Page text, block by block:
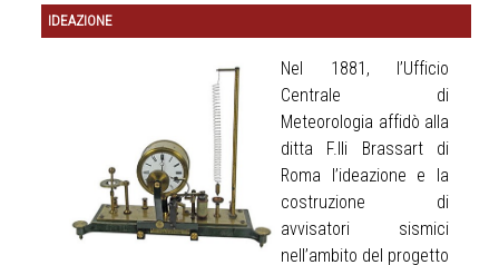
IDEAZIONE
Nel 1881, l’Ufficio
Centrale di
Meteorologia affidò alla
ditta F.lli Brassart di
Roma l’ideazione e la
costruzione di
avvisatori sismici
nell’ambito del progetto